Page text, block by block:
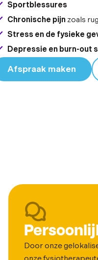
Sportblessures
Chronische pijn zoals
Stress en de fysieke
Depressie en burn-out
Afspraak maken
Door onze